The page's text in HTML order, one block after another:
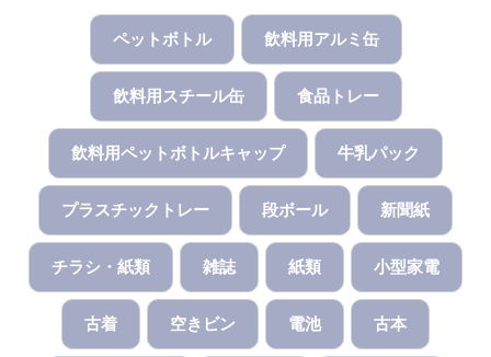
ペットボトル 飲料用アルミ缶
飲料用スチール缶 食品トレー
飲料用ペットボトルキャップ 牛乳パック
プラスチックトレー 段ボール 新聞紙
チラシ・紙類 雑誌 紙類 小型家電
古着 空きビン 電池 古本